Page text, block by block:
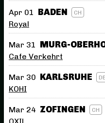
Apr 01 CH
BADEN
Royal
Mar 31 MURG-
Cafe Verkehrt
Mar 30 DE
KARLSRUHE
KOHI
Mar 24 CH
ZOFINGEN